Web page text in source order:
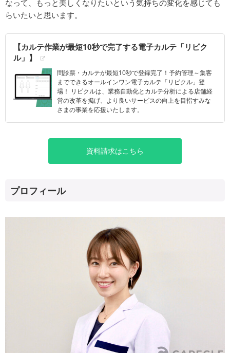
なって、もっと美しくなりたいという気持ちの変化を感じても
らいたいと思います。
【カルテ作業が最短10秒で完了する電子カルテ「リピク
ル」】
問診票・カルテが最短10秒で登録完了！予約管理～集客
までできるオールインワン電子カルテ「リピクル」登
場！ リピクルは、業務自動化とカルテ分析による店舗経
営の改革を掲げ、より良いサービスの向上を目指すみな
さまの事業を応援いたします。
資料請求はこちら
プロフィール